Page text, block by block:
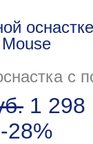
Mouse
с
1 298
-28%